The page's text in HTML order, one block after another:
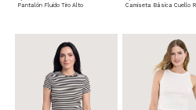
Pantalón Fluido Tiro Alto